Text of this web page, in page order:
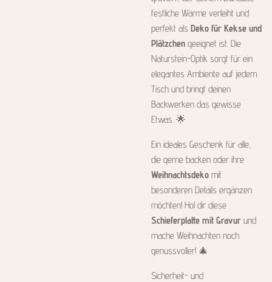
festliche Wärme verleiht und
perfekt als Deko für Kekse und
Plätzchen geeignet ist. Die
Naturstein-Optik sorgt für ein
elegantes Ambiente auf jedem
Tisch und bringt deinen
Backwerken das gewisse
Etwas. 🌟
Ein ideales Geschenk für alle,
die gerne backen oder ihre
Weihnachtsdeko mit
besonderen Details ergänzen
möchten! Hol dir diese
Schieferplatte mit Gravur und
mache Weihnachten noch
genussvoller! 🎄
Sicherheit- und